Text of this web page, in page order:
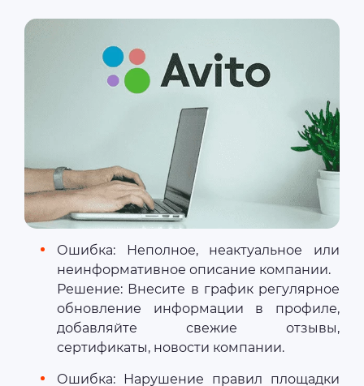
Ошибка: Неполное, неактуальное или
неинформативное описание компании.
Решение: Внесите в график регулярное
обновление информации в профиле,
добавляйте свежие отзывы,
сертификаты, новости компании.
Ошибка: Нарушение правил площадки